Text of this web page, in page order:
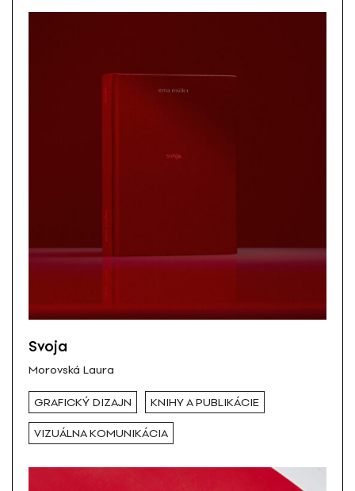
Svoja
Morovská Laura
GRAFICKÝ DIZAJN KNIHY A PUBLIKÁCIE
VIZUÁLNA KOMUNIKÁCIA